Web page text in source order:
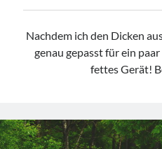
Nachdem ich den Dicken
genau gepasst für ein
fettes Gerät!